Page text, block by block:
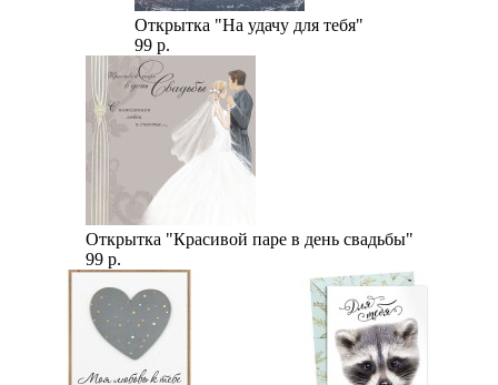
Открытка "На удачу для тебя"
99 р.
Открытка "Красивой паре в день свадьбы"
99 р.